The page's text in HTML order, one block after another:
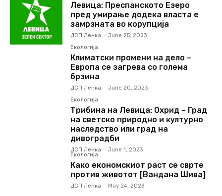
Левица: Преспанското Eзеро
пред умирање додека власта е
замрзната во корупција
ДСП Ленка - June 25, 2023
Екологија
Климатски промени на дело –
Европа се загрева со голема
брзина
ДСП Ленка - June 20, 2023
Екологија
Трибина на Левица: Охрид – Град
на светско природно и културно
наследство или град на
дивоградби
ДСП Ленка - June 1, 2023
Екологија
Како економскиот раст се сврте
против животот [Вандана Шива]
ДСП Ленка - May 24, 2023